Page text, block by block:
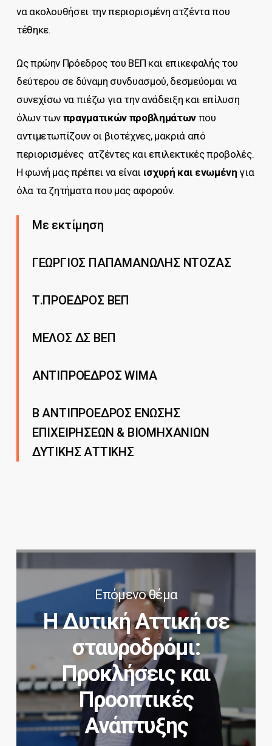
να ακολουθήσει την περιορισμένη ατζέντα που
τέθηκε.
Ως πρώην Πρόεδρος του ΒΕΠ και επικεφαλής του
δεύτερου σε δύναμη συνδυασμού, δεσμεύομαι να
συνεχίσω να πιέζω για την ανάδειξη και επίλυση
όλων των πραγματικών προβλημάτων που
αντιμετωπίζουν οι βιοτέχνες, μακριά από
περιορισμένες ατζέντες και επιλεκτικές προβολές.
Η φωνή μας πρέπει να είναι ισχυρή και ενωμένη για
όλα τα ζητήματα που μας αφορούν.
Με εκτίμηση
ΓΕΩΡΓΙΟΣ ΠΑΠΑΜΑΝΩΛΗΣ ΝΤΟΖΑΣ
Τ.ΠΡΟΕΔΡΟΣ ΒΕΠ
ΜΕΛΟΣ ΔΣ ΒΕΠ
ΑΝΤΙΠΡΟΕΔΡΟΣ WIMA
B ΑΝΤΙΠΡΟΕΔΡΟΣ ΕΝΩΣΗΣ
ΕΠΙΧΕΙΡΗΣΕΩΝ & ΒΙΟΜΗΧΑΝΙΩΝ
ΔΥΤΙΚΗΣ ΑΤΤΙΚΗΣ
Επόμενο θέμα
Η Δυτική Αττική σε
σταυροδρόμι:
Προκλήσεις και
Προοπτικές
Ανάπτυξης